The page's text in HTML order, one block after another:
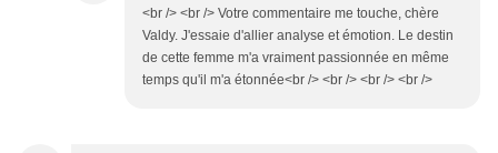
<br /> <br /> Votre commentaire me touche, chère
Valdy. J'essaie d'allier analyse et émotion. Le destin
de cette femme m'a vraiment passionnée en même
temps qu'il m'a étonnée<br /> <br /> <br /> <br />